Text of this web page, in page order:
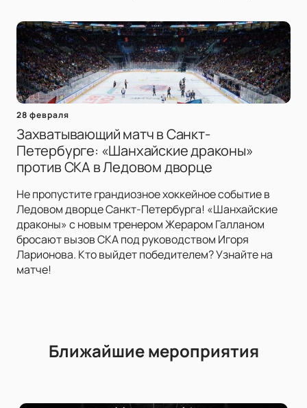
28 февраля
Захватывающий матч в Санкт-
Петербурге: «Шанхайские драконы»
против СКА в Ледовом дворце
Не пропустите грандиозное хоккейное событие в
Ледовом дворце Санкт-Петербурга! «Шанхайские
драконы» с новым тренером Жераром Галланом
бросают вызов СКА под руководством Игоря
Ларионова. Кто выйдет победителем? Узнайте на
матче!
Ближайшие мероприятия